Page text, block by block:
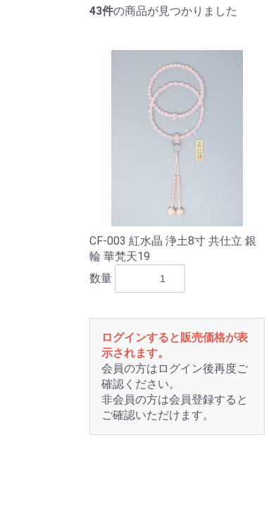
43件の商品が見つかりました
CF-003 紅水晶 浄土8寸 共仕立 銀
輪 華梵天19
数量
ログインすると販売価格が表
示されます。
会員の方はログイン後再度ご
確認ください。
非会員の方は会員登録すると
ご確認いただけます。